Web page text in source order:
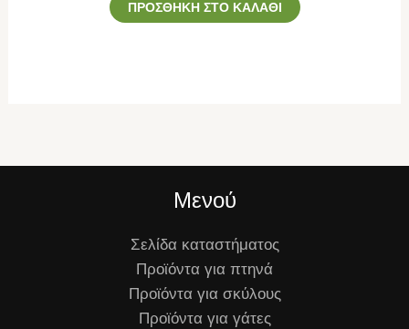
ΠΡΟΣΘΉΚΗ ΣΤΟ ΚΑΛΆΘΙ
Μενού
Σελίδα καταστήματος
Προϊόντα για πτηνά
Προϊόντα για σκύλους
Προϊόντα για γάτες